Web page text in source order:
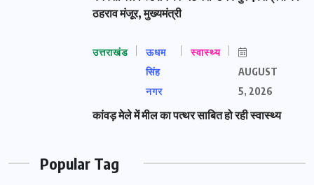
ठहराव मंजूर, मुख्यमंत्री
उत्तराखंड
ऊधम
सिंह
नगर
स्वास्थ्य
AUGUST
5, 2026
कांवड़ मेले में मील का पत्थर साबित हो रही स्वास्थ्य
Popular Tag